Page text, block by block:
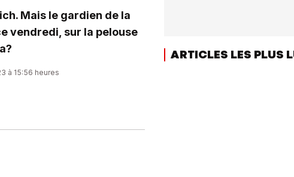
Mais le gardien de la
vendredi, sur la pelouse
à 15:56 heures
ARTICLES LES PLUS